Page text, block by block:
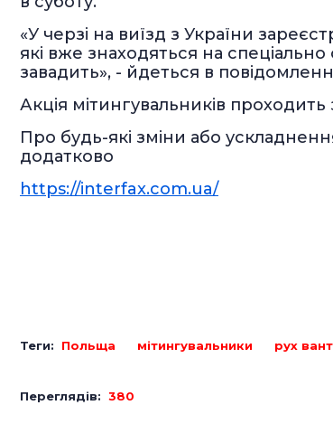
«У черзі на виїзд з України
які вже знаходяться на
завадить», - йдеться в
Акція мітингувальників
Про будь-які зміни або
додатково
https://interfax.com.ua/
Теги: Польща мітингувальники рух
Переглядів: 380